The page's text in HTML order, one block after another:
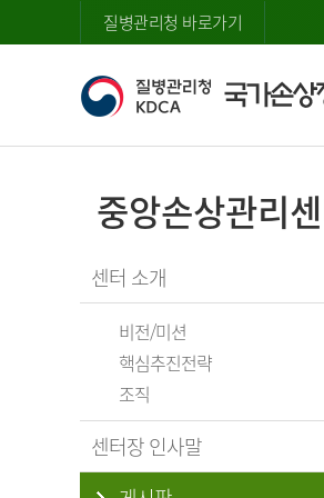
질병관리청 바로가기
중앙손상관리
센터 소개
비전/미션
핵심추진전략
조직
센터장 인사말